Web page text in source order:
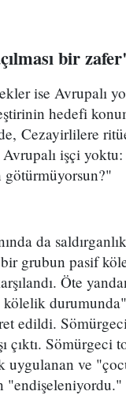
bir
ise Avrupalı
hedefi
Cezayirlilere
​​işçi yoktu:
götürmüyorsun?"
da
bir grubun pasif
Öte
edildi.
çıktı. Sömürgeci
uygulanan ve
"endişeleniyordu."